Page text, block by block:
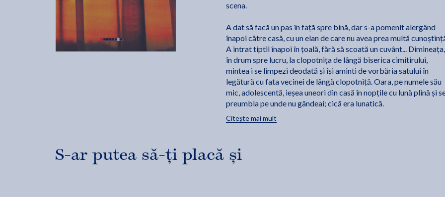
scena.
A dat să facă un pas în față spre bină, dar s-a pomenit alergând
înapoi către casă, cu un elan de care nu avea prea multă
A intrat tiptil înapoi în țoală, fără să scoată un cuvânt... Dimineața,
în drum spre lucru, la clopotnița de lângă biserica cimitirului,
mintea i se limpezi deodată și își aminti de vorbăria satului în
legătură cu fata vecinei de lângă clopotniță. Oara, pe numele său
mic, adolescentă, ieșea uneori din casă în nopțile cu lună plină și
preumbla pe unde nu gândeai; cică era lunatică.
Ajungând la binaua în lucru, Ștefan o întâlni pe Leana lui Bildir,
capul spre Ștefan și merse așa până nu se mai văzură.
Citește mai mult
S-ar putea să-ți placă și